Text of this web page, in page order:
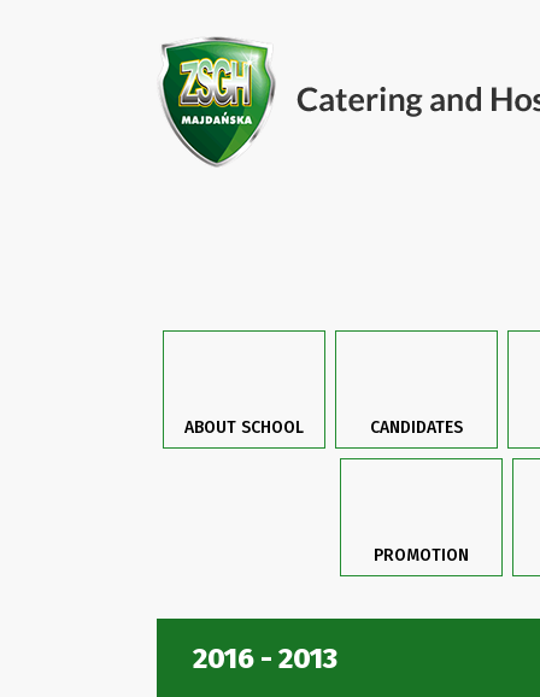
ABOUT SCHOOL CANDIDATES
PROMOTION
2016 - 2013